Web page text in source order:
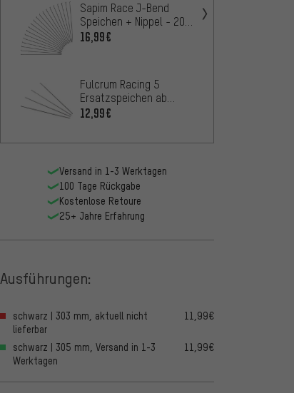
Sapim Race J-Bend
Speichen + Nippel - 20
Stück
16,99€
Fulcrum Racing 5
Ersatzspeichen ab
Modell 2014
12,99€
Versand in 1-3 Werktagen
100 Tage Rückgabe
Kostenlose Retoure
25+ Jahre Erfahrung
Ausführungen:
schwarz | 303 mm, aktuell nicht
lieferbar
11,99€
schwarz | 305 mm, Versand in 1-3
Werktagen
11,99€